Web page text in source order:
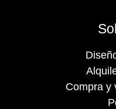
Compra y